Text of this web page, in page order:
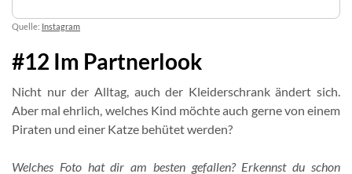
Quelle: Instagram
#12 Im Partnerlook
Nicht nur der Alltag, auch der Kleiderschrank ändert sich.
Aber mal ehrlich, welches Kind möchte auch gerne von einem
Piraten und einer Katze behütet werden?
Welches Foto hat dir am besten gefallen? Erkennst du schon